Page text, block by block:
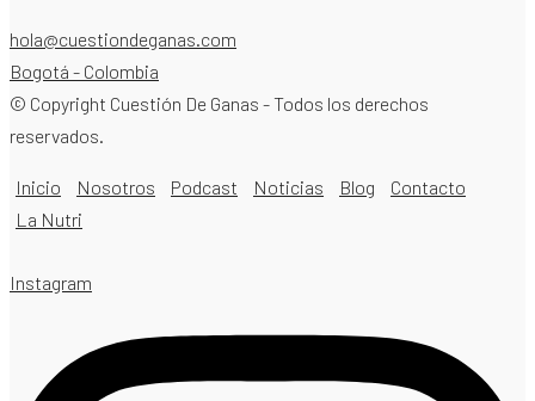
hola@cuestiondeganas.com
Bogotá - Colombia
© Copyright Cuestión De Ganas - Todos los derechos
reservados.
Inicio Nosotros Podcast Noticias Blog
Contacto
La Nutri
Instagram